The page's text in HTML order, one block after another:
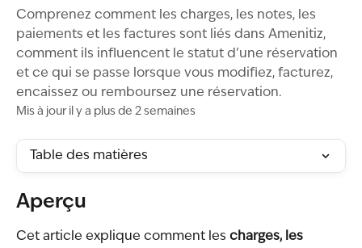
Comprenez comment les charges, les notes, les
paiements et les factures sont liés dans Amenitiz,
comment ils influencent le statut d’une réservation
et ce qui se passe lorsque vous modifiez, facturez,
encaissez ou remboursez une réservation.
Mis à jour il y a plus de 2 semaines
Table des matières
Aperçu
Cet article explique comment les charges, les